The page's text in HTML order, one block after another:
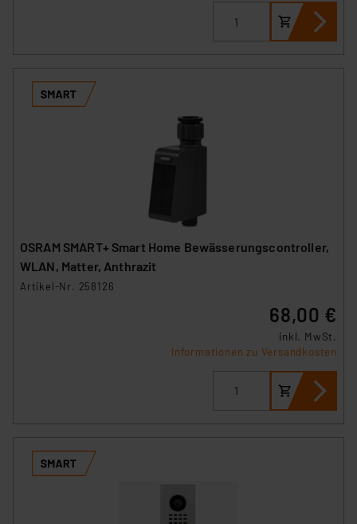
(1) lit. a DSGVO. Nähere Infos zu diesen Drittanbietern
und zu der jeweiligen Datenübermittlung erhalten Sie in
dass die USA als Land mit unzureichendem
Datenschutz nach EU-Standards eingestuft wird. So
besteht etwa das Risiko, dass US-Behörden
personenbezogene Daten in
Überwachungsprogrammen verarbeiten, ohne dass
hiergegen Klagemöglichkeiten für Europäer bestehen.
Unsere Kooperation mit diesen Dienstleistern stützt
sich auf die Standarddatenschutzklauseln der
Beurteilung der mit der Datenübermittlung,
OSRAM SMART+ Smart Home Bewässerungscontroller,
WLAN, Matter, Anthrazit
Artikel-Nr. 258126
68,00 €
inkl. MwSt.
Informationen zu Versandkosten